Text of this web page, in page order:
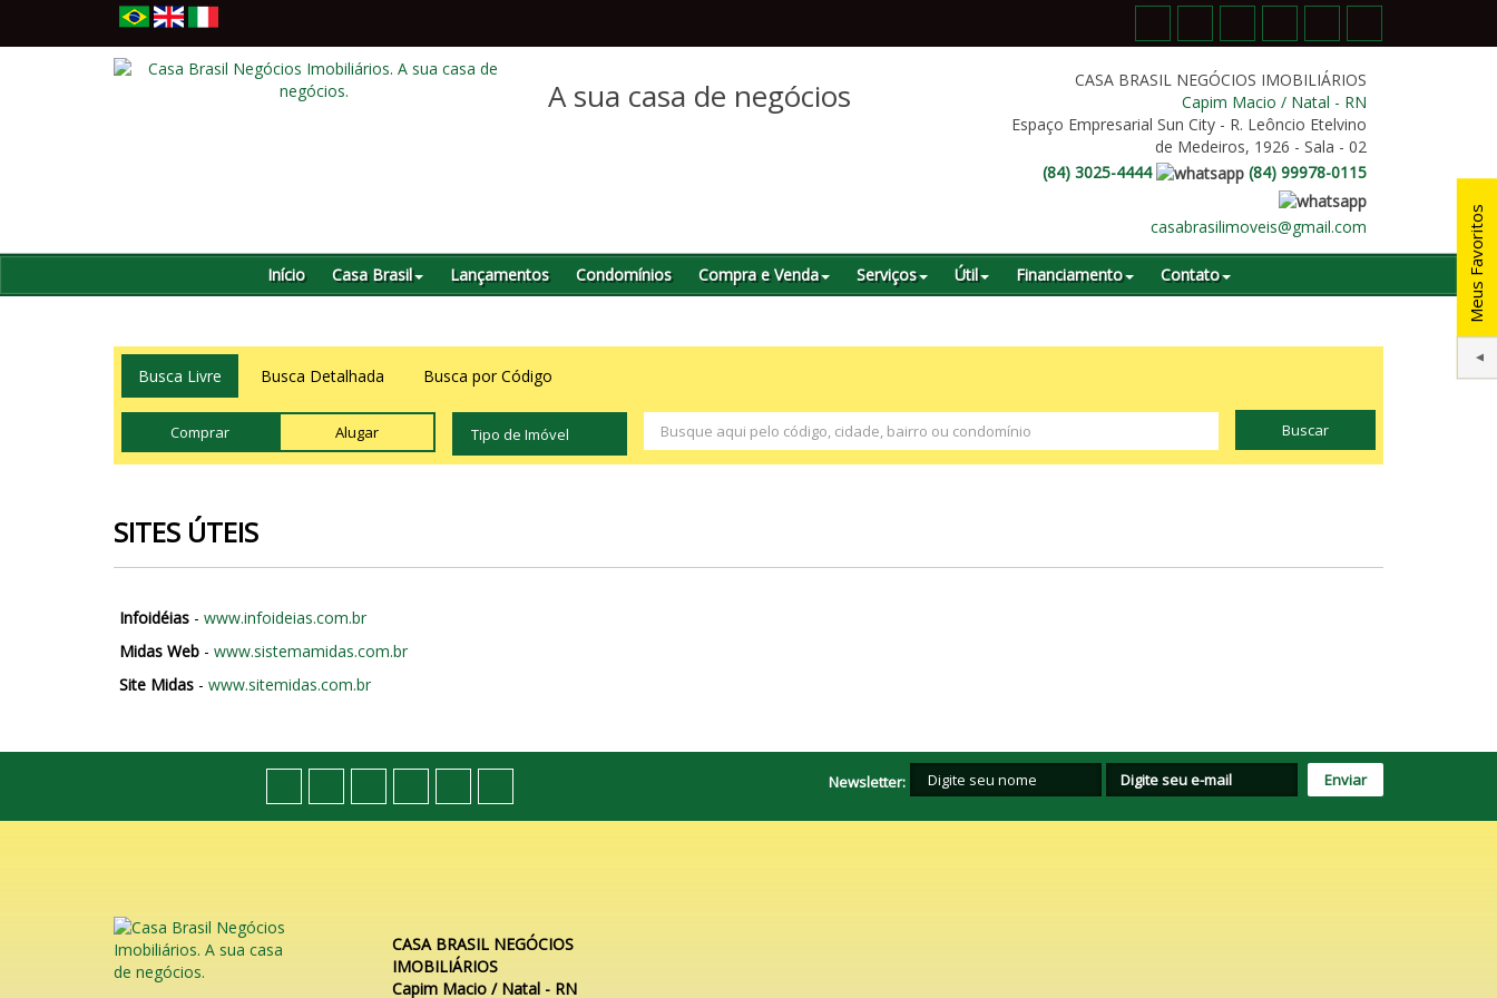
A sua casa de negócios
CASA BRASIL NEGÓCIOS IMOBILIÁRIOS
Capim Macio / Natal - RN
Espaço Empresarial Sun City - R. Leôncio Etelvino
de Medeiros, 1926 - Sala - 02
(84) 3025-4444 (84) 99978-0115
casabrasilimoveis@gmail.com
Início Casa Brasil Lançamentos Condomínios Compra e Venda Serviços Útil Financiamento Contato
Busca Livre Busca Detalhada Busca por Código
Comprar Alugar Buscar
SITES ÚTEIS
Infoidéias - www.infoideias.com.br
Midas Web - www.sistemamidas.com.br
Site Midas - www.sitemidas.com.br
Newsletter:
CASA BRASIL NEGÓCIOS
IMOBILIÁRIOS
Capim Macio / Natal - RN
Meus Favoritos